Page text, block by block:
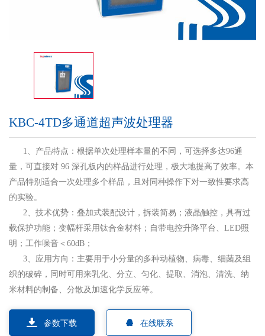
KBC-4TD多通道超声波处理器
1、产品特点：根据单次处理样本量的不同，可选择多达96通
量，可直接对 96 深孔板内的样品进行处理，极大地提高了效率。本
产品特别适合一次处理多个样品，且对同种操作下对一致性要求高
的实验。
2、技术优势：叠加式装配设计，拆装简易；液晶触控，具有过
载保护功能；变幅杆采用钛合金材料；自带电控升降平台、LED照
明；工作噪音＜60dB；
3、应用方向：主要用于小分量的多种动植物、病毒、细菌及组
织的破碎，同时可用来乳化、分立、匀化、提取、消泡、清洗、纳
米材料的制备、分散及加速化学反应等。
参数下载 在线联系